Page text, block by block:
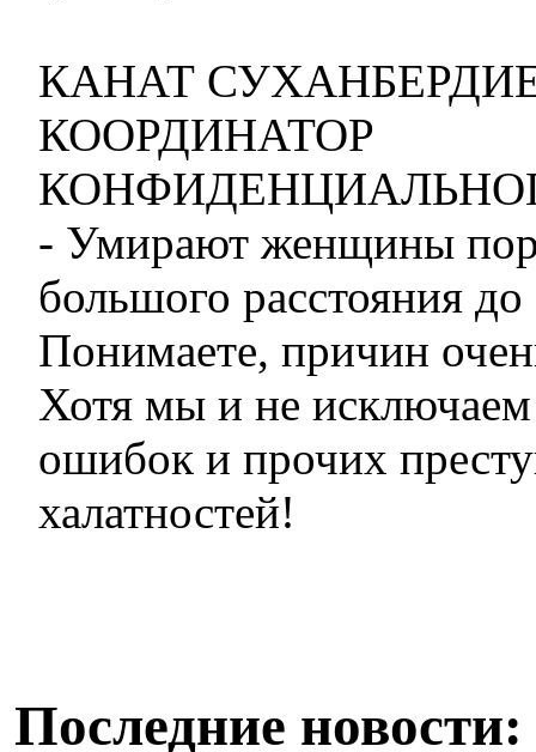
КАНАТ
КООРДИНАТОР
- Умирают женщины
большого расстояния
Понимаете, причин
Хотя мы и не
ошибок и прочих
халатностей!
Последние новости: